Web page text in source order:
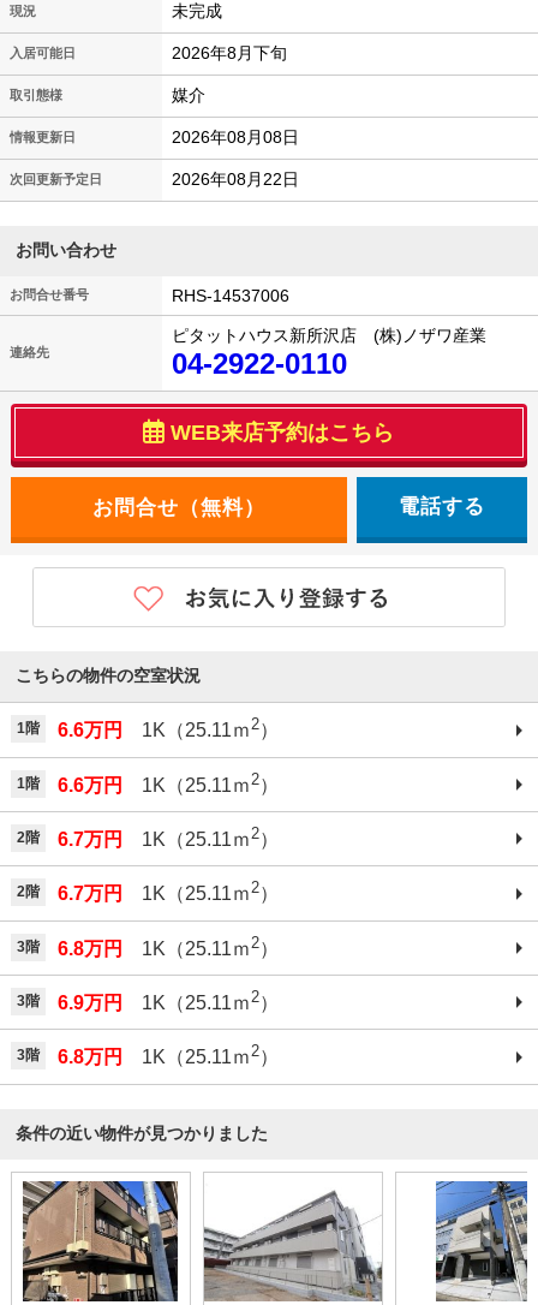
現況 未完成
入居可能日 2026年8月下旬
取引態様 媒介
情報更新日 2026年08月08日
次回更新予定日 2026年08月22日
お問い合わせ
お問合せ番号 RHS-14537006
連絡先
ピタットハウス新所沢店 (株)ノザワ産業
04-2922-0110
WEB来店予約はこちら
電話する
こちらの物件の空室状況
1階 6.6万円 1K（25.11ｍ2）
1階 6.6万円 1K（25.11ｍ 2）
2階 6.7万円 1K（25.11ｍ2）
2階 6.7万円 1K（25.11ｍ2）
3階 6.8万円 1K（25.11ｍ 2）
3階 6.9万円 1K（25.11ｍ2）
3階 6.8万円 1K（25.11ｍ2）
条件の近い物件が見つかりました